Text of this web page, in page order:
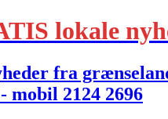
lokale
fra
mobil 2124 2696